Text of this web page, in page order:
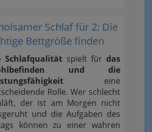
Schlaf für 2: Die
Bettgröße finden
Schlafqualität spielt für das
und die
eine
Rolle. Wer schlecht
der ist am Morgen nicht
und die Aufgaben des
können zu einer wahren